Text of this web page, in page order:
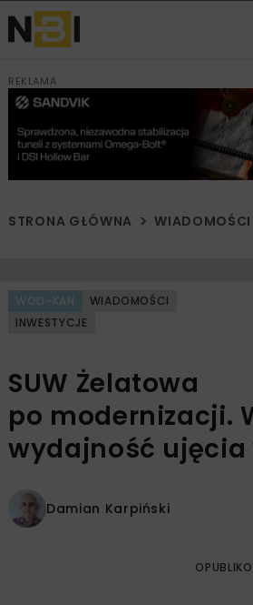
REKLAMA
STRONA GŁÓWNA WIADOMOŚCI
WOD-KAN
WIADOMOŚCI
INWESTYCJE
SUW Żelatowa
po modernizacji.
wydajność ujęcia
Damian Karpiński